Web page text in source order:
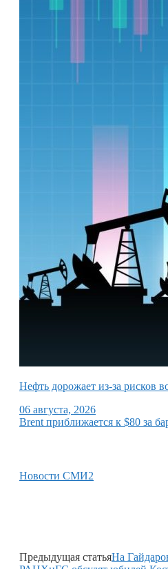
Нефть дорожает из-за рисков
06 августа, 2026
Brent приближается к $80 за
Новости СМИ2
Предыдущая статьяНа